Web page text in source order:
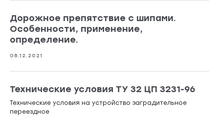
Дорожное препятствие с шипами.
Особенности, применение,
определение.
08.12.2021
Технические условия ТУ 32 ЦП 3231-96
Технические условия на устройство заградительное
переездное